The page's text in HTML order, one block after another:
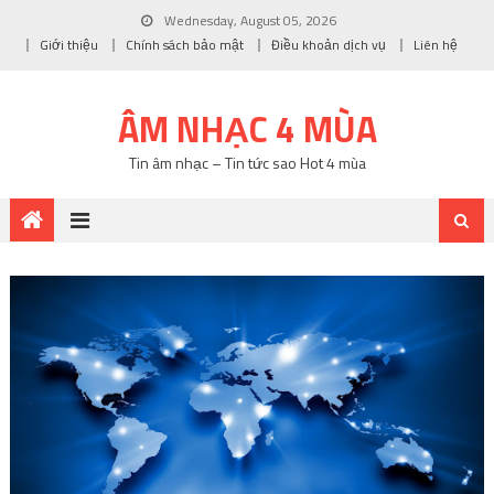
Wednesday, August 05, 2026
Giới thiệu
Chính sách bảo mật Điều khoản dịch vụ Liên hệ
ÂM NHẠC 4 MÙA
Tin âm nhạc – Tin tức sao Hot 4 mùa